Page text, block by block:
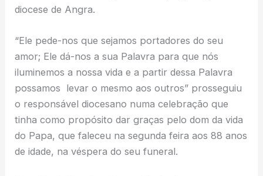
diocese de Angra.
“Ele pede-nos que sejamos portadores do seu
amor; Ele dá-nos a sua Palavra para que nós
iluminemos a nossa vida e a partir dessa Palavra
possamos levar o mesmo aos outros” prosseguiu
o responsável diocesano numa celebração que
tinha como propósito dar graças pelo dom da vida
do Papa, que faleceu na segunda feira aos 88 anos
de idade, na véspera do seu funeral.